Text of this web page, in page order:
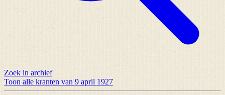
Zoek in archief
Toon alle kranten van 9 april 1927